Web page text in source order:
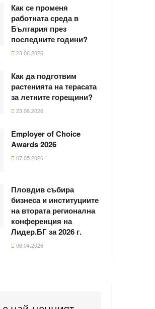
Как се променя
работната среда в
България през
последните години?
23.06.2026
Как да подготвим
растенията на терасата
за летните горещини?
23.06.2026
Employer of Choice
Awards 2026
07.05.2026
Пловдив събира
бизнеса и институциите
на втората регионална
конференция на
Лидер.БГ за 2026 г.
06.04.2026